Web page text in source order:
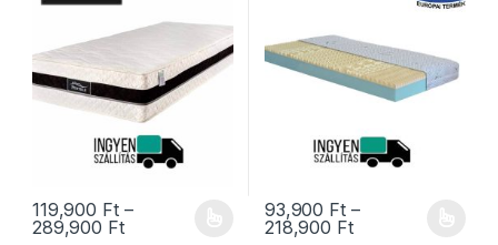
119,900 Ft –
289,900 FtÁrtartomány: 119,900 Ft - 289,900 Ft
Ennek a terméknek több variációja van. A változatok a
93,900 Ft –
218,900 FtÁrtartomány:
Ennek a terméknek több